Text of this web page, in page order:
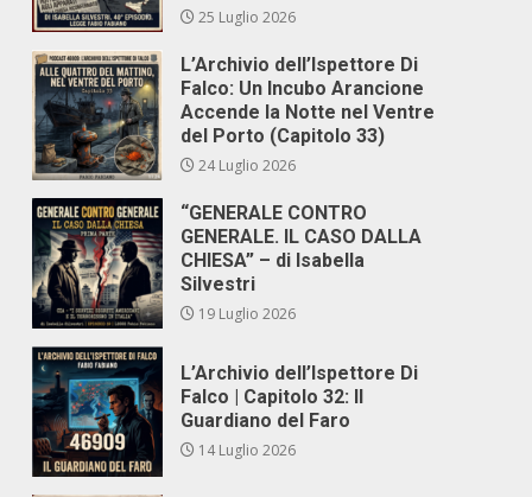
25 Luglio 2026
L’Archivio dell’Ispettore Di
Falco: Un Incubo Arancione
Accende la Notte nel Ventre
del Porto (Capitolo 33)
24 Luglio 2026
“GENERALE CONTRO
GENERALE. IL CASO DALLA
CHIESA” – di Isabella
Silvestri
19 Luglio 2026
L’Archivio dell’Ispettore Di
Falco | Capitolo 32: Il
Guardiano del Faro
14 Luglio 2026